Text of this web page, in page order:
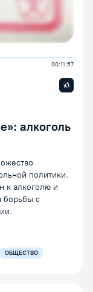
00:11:57
лекция
x1
алкоголь
политики.
к алкоголю и
борьбы с
ОБЩЕСТВО